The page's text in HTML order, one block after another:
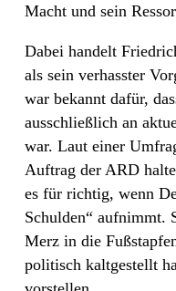
Macht und sein
Dabei handelt
als sein verhasster
war bekannt dafür,
ausschließlich an
war. Laut einer
Auftrag der ARD
es für richtig, wenn
Schulden“ aufnimmt.
Merz in die
politisch kaltgestellt